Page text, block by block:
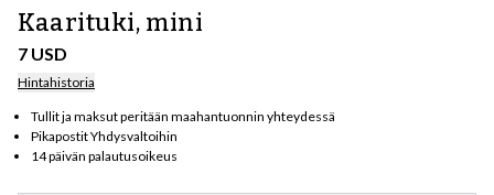
Kaarituki, mini
7 USD
Hintahistoria
Tullit ja maksut peritään maahantuonnin yhteydessä
Pikapostit Yhdysvaltoihin
14 päivän palautusoikeus